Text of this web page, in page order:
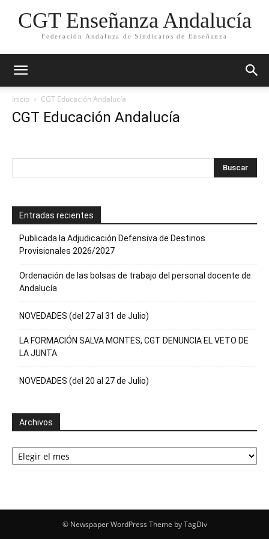
CGT Enseñanza Andalucía
Federación Andaluza de Sindicatos de Enseñanza
Inicio CGT Educación Andalucía
CGT Educación Andalucía
Entradas recientes
Publicada la Adjudicación Defensiva de Destinos
Provisionales 2026/2027
Ordenación de las bolsas de trabajo del personal docente de
Andalucía
NOVEDADES (del 27 al 31 de Julio)
LA FORMACIÓN SALVA MONTES, CGT DENUNCIA EL VETO DE
LA JUNTA
NOVEDADES (del 20 al 27 de Julio)
Archivos
Archivos
© Newspaper WordPress Theme by TagDiv